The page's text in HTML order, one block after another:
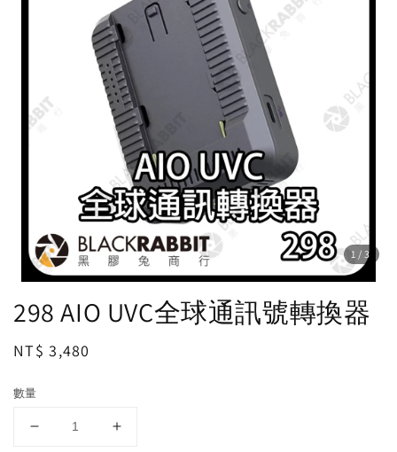
1 /3
298 AIO UVC全球通訊號轉換器
Regular
NT$ 3,480
數量